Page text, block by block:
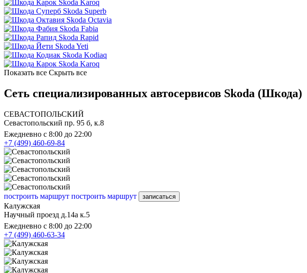
Skoda Karoq
Skoda Superb
Skoda Octavia
Skoda Fabia
Skoda Rapid
Skoda Yeti
Skoda Kodiaq
Skoda Karoq
Показать все Скрыть все
Сеть специализированных автосервисов Skoda (Шкода)
СЕВАСТОПОЛЬСКИЙ
Севастопольский пр. 95 б, к.8
Ежедневно с 8:00 до 22:00
+7 (499) 460-69-84
построить маршрут построить маршрут записаться
Калужская
Научный проезд д.14а к.5
Ежедневно с 8:00 до 22:00
+7 (499) 460-63-34